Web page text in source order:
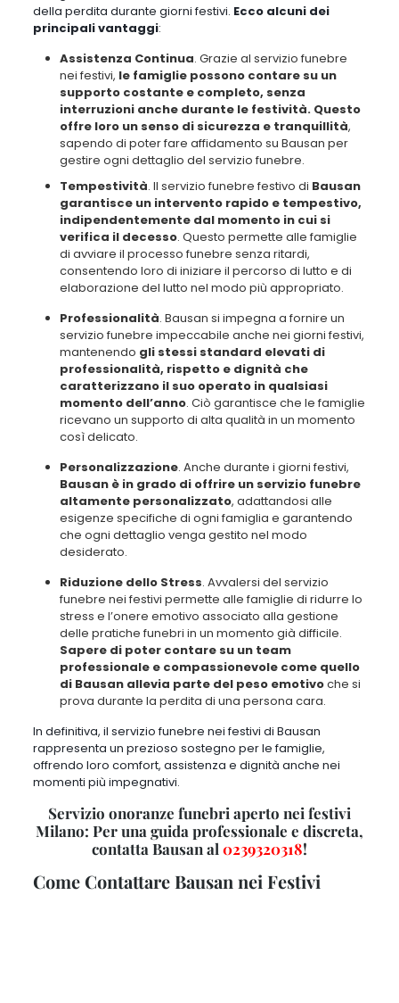
che caratterizzano il suo operato in qualsiasi momento
dell’anno. Ciò garantisce che le famiglie ricevano un supporto
Personalizzazione. Anche durante i giorni festivi, Bausan è in
grado di offrire un servizio funebre altamente
personalizzato, adattandosi alle esigenze specifiche di ogni
famiglia e garantendo che ogni dettaglio venga gestito nel
modo desiderato.
festivi permette alle famiglie di ridurre lo stress e l’onere
emotivo associato alla gestione delle pratiche funebri in un
momento già difficile.Sapere di poter contare su un team
professionale e compassionevole come quello di Bausan
allevia parte del peso emotivoche si prova durante la perdita
di una persona cara.
prezioso sostegno per le famiglie, offrendo loro comfort, assistenza e
dignità anche nei momenti più impegnativi.
Servizio onoranze funebri aperto nei festivi
Milano: Per una guida professionale e discreta,
contatta Bausan al0239320318!
Come Contattare Bausan nei Festivi
Per richiedere assistenza funebre da Bausan durante i giorni
festivi, è possibile contattare l’agenzia tramite i seguenti canali di
comunicazione :
Numero di Telefono
. Bausan Onoranze Funebri mette a
disposizione un numero di telefono dedicato per le emergenze
e le richieste di assistenza nei giorni festivi.È possibile
contattare il servizio clienti chiamando il numero
+390239320318. Un operatore sarà disponibile per rispondere
alle chiamate e fornire assistenza immediata.